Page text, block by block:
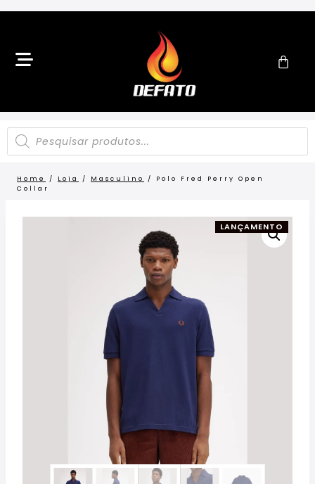
Home / Loja / Masculino /
Polo Fred Perry Open
Collar
LANÇAMENTO